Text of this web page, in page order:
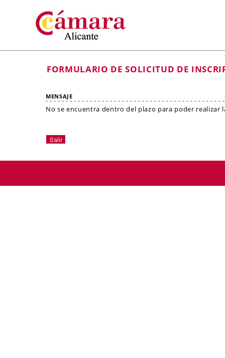
FORMULARIO DE SOLICITUD DE
MENSAJE
No se encuentra dentro del plazo para poder realizar